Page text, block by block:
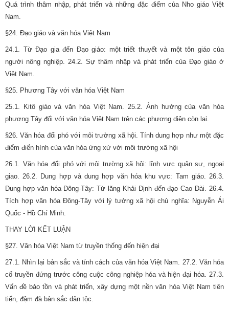
Quá trình thâm nhập, phát triển và những đặc điểm của Nho giáo Việt
Nam.
§24. Đạo giáo và văn hóa Việt Nam
24.1. Từ Đạo gia đến Đạo giáo: một triết thuyết và một tôn giáo của
người nông nghiệp. 24.2. Sự thâm nhập và phát triển của Đạo giáo ở
Việt Nam.
§25. Phương Tây với văn hóa Việt Nam
25.1. Kitô giáo và văn hóa Việt Nam. 25.2. Ảnh hưởng của văn hóa
phương Tây đối với văn hóa Việt Nam trên các phương diện còn lại.
§26. Văn hóa đối phó với môi trường xã hội. Tính dung hợp như một đặc
điểm điển hình của văn hóa ứng xử với môi trường xã hội
26.1. Văn hóa đối phó với môi trường xã hội: lĩnh vực quân sự, ngoại
giao. 26.2. Dung hợp và dung hợp văn hóa khu vực: Tam giáo. 26.3.
Dung hợp văn hóa Đông-Tây: Từ lăng Khải Định đến đạo Cao Đài. 26.4.
Tích hợp văn hóa Đông-Tây với lý tưởng xã hội chủ nghĩa: Nguyễn Ái
Quốc - Hồ Chí Minh.
THAY LỜI KẾT LUẬN
§27. Văn hóa Việt Nam từ truyền thống đến hiện đại
27.1. Nhìn lại bản sắc và tính cách của văn hóa Việt Nam. 27.2. Văn hóa
cổ truyền đứng trước công cuộc công nghiệp hóa và hiện đại hóa. 27.3.
Vấn đề bảo tồn và phát triển, xây dựng một nền văn hóa Việt Nam tiên
tiến, đậm đà bản sắc dân tộc.